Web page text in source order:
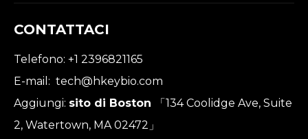
CONTATTACI
Telefono: +1 2396821165
E-mail: tech@hkeybio.com
Aggiungi: sito di Boston
「134 Coolidge Ave, Suite
2, Watertown, MA 02472」